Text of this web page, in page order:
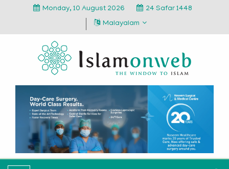
Monday, 10 August 2026
24 Safar 1448
Malayalam